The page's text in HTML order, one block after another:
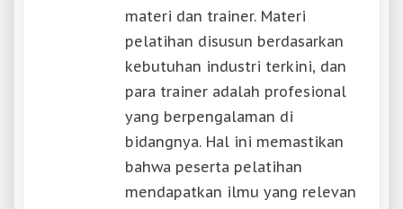
materi dan trainer. Materi
pelatihan disusun berdasarkan
kebutuhan industri terkini, dan
para trainer adalah profesional
yang berpengalaman di
bidangnya. Hal ini memastikan
bahwa peserta pelatihan
mendapatkan ilmu yang relevan